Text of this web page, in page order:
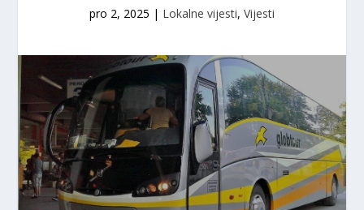
pro 2, 2025 | Lokalne vijesti, Vijesti